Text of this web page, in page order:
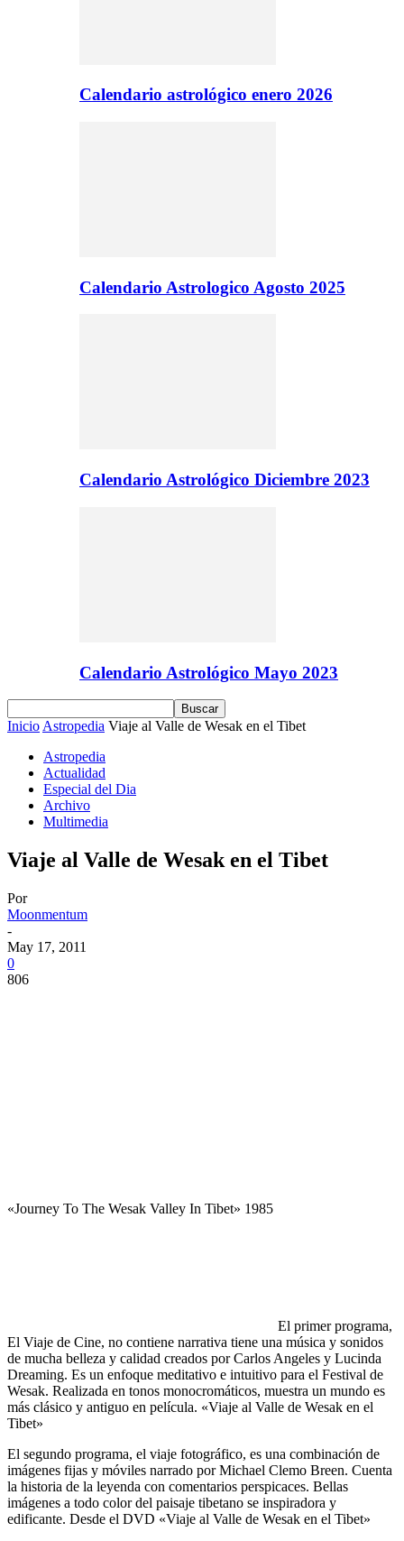
Calendario astrológico enero 2026
Calendario Astrologico Agosto 2025
Calendario Astrológico Diciembre 2023
Calendario Astrológico Mayo 2023
Inicio Astropedia Viaje al Valle de Wesak en el Tibet
Astropedia
Actualidad
Especial del Dia
Archivo
Multimedia
Viaje al Valle de Wesak en el Tibet
Por
Moonmentum
-
May 17, 2011
0
806
«Journey To The Wesak Valley In Tibet» 1985
El primer programa,
El Viaje de Cine, no contiene narrativa tiene una música y sonidos
de mucha belleza y calidad creados por Carlos Angeles y Lucinda
Dreaming. Es un enfoque meditativo e intuitivo para el Festival de
Wesak. Realizada en tonos monocromáticos, muestra un mundo es
más clásico y antiguo en película. «Viaje al Valle de Wesak en el
Tibet»
El segundo programa, el viaje fotográfico, es una combinación de
imágenes fijas y móviles narrado por Michael Clemo Breen. Cuenta
la historia de la leyenda con comentarios perspicaces. Bellas
imágenes a todo color del paisaje tibetano se inspiradora y
edificante. Desde el DVD «Viaje al Valle de Wesak en el Tibet»